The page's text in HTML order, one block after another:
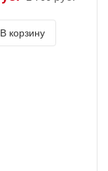
В корзину